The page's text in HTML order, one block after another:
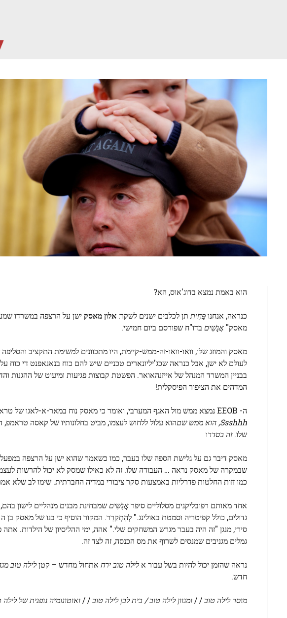
הוא באמת נמצא בדוג'אוס, הא?
כנראה, אנחנופַּחִיתתן לכלבים ישנים לשקר: אלון מאסק ישן על הרצפה במשרדו
מאסק" אֲנָשִׁים בדו"ח שפורסם ביום חמישי.
מאסק והמוזג שלו, וואו-וואו-זה-ממש-קיימת, היו מתכוונים למשימת התקציב
לעולם לא ישן, אבל כנראה שכג'יליונארים טכניים שיש להם כוח בנאנאפנט די כוח
בבניין המשרד המנהל של אייזנהאואר. הפשטת קבוצות פגיעות ומיעוט של ההגנות
המדהים את הציפור הפיסקלית!
ה- EEOB נמצא ממש מול האגף המערבי, ואומר כי מאסק נוח במאר-א-לאגו של טראמפ כשהוא נמצא בפלורידה, אז אולי זה עניין של קרבה ונוחות.
Ssshhh, הוא ממש שם
הוא עלול ללחוש לעצמו, מביט בחלונותיו של קאסה טראמפ,
שלו.זה בסדרו
מאסק דיבר גם על גלישת הספה שלו בעבר, כמו כשאמר שהוא ישן על הרצפה
כמו זזות החלטות פדרליות באמצעות סקר ציבורי במדיה החברתית. שימו לב שלא
אחד מאותם רפובליקנים מסלוליים סיפראֲנָשִׁים
גדולים, כולל קפיטריה וסמטת באולינג." לְהִתְקַרֵר. המקור הוסיף כי בנו של מאסק בן ה -
סירי, מנגן "זה היה בעבר מגרש המשחקים שלי." אהה, ימי ההליסיון של הילדות.
גמלים מגניבים שמנסים לשרוף את מס הכנסה, זה לצד זה.
נראה שהזמן יכול להיות בשל עבור אלילה טוב ירח אתחול מחדש – קטןלילה טוב
חדש.
מוסר לילה טוב/ /ומגוון לילה טוב / בית לבן לילה טוב/ /ואוטונומיה גופנית של לילה